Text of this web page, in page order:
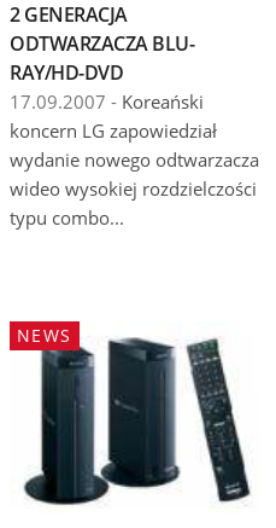
2 GENERACJA
ODTWARZACZA BLU-
RAY/HD-DVD
17.09.2007 - Koreański
koncern LG zapowiedział
wydanie nowego odtwarzacza
wideo wysokiej rozdzielczości
typu combo...
NEWS